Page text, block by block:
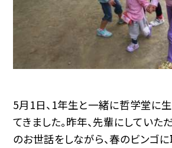
5月1日、1年生と一緒に哲学堂に
てきました。昨年、先輩にしていた
のお世話をしながら、春のビンゴ